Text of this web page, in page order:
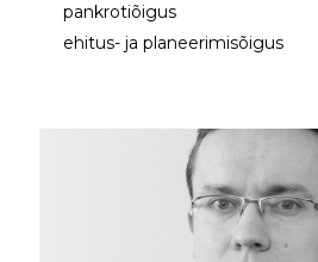
pankrotiõigus
ehitus- ja planeerimisõigus